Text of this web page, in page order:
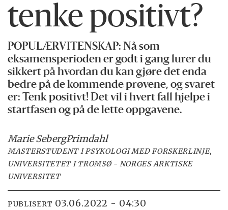
tenke positivt?
POPULÆRVITENSKAP: Nå som
eksamensperioden er godt i gang lurer du
sikkert på hvordan du kan gjøre det enda
bedre på de kommende prøvene, og svaret
er: Tenk positivt! Det vil i hvert fall hjelpe i
startfasen og på de lette oppgavene.
Marie SebergPrimdahl
MASTERSTUDENT I PSYKOLOGI MED FORSKERLINJE,
UNIVERSITETET I TROMSØ - NORGES ARKTISKE
UNIVERSITET
PUBLISERT 03.06.2022 - 04:30